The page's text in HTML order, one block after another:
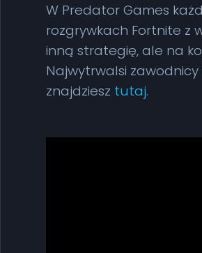
W Predator Games
rozgrywkach Fortnite z
inną strategię, ale na
Najwytrwalsi
znajdziesz tutaj.